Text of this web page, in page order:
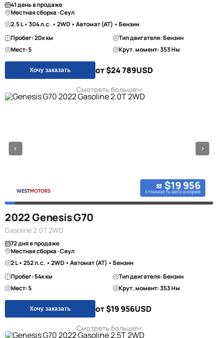
41 день в продаже
Местная сборка · Сеул
2.5 L • 304 л.с. • 2WD • Автомат (AT) • Бензин
Пробег: 20к км
Тип двигателя: Бензин
Мест: 5
Крут. момент: 353 Нм
Хочу заказать от $24 789USD
Смотреть больше
≈ $19 956
стоимость авто в корее
2022 Genesis G70
Gasoline 2.0T 2WD
72 дня в продаже
Местная сборка · Сеул
2 L • 252 л.с. • 2WD • Автомат (AT) • Бензин
Пробег: 54к км
Тип двигателя: Бензин
Мест: 5
Крут. момент: 353 Нм
Хочу заказать от $19 956USD
Смотреть больше